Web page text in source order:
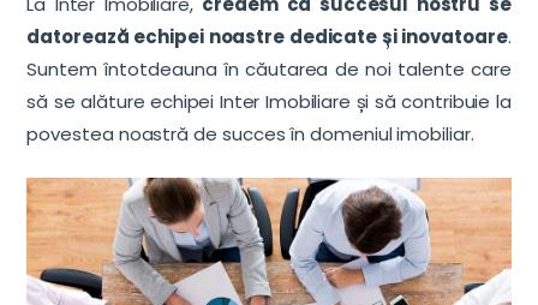
datorează echipei noastre dedicate și inovatoare.
Suntem întotdeauna în căutarea de noi talente care
să se alăture echipei Inter Imobiliare și să contribuie la
povestea noastră de succes în domeniul imobiliar.